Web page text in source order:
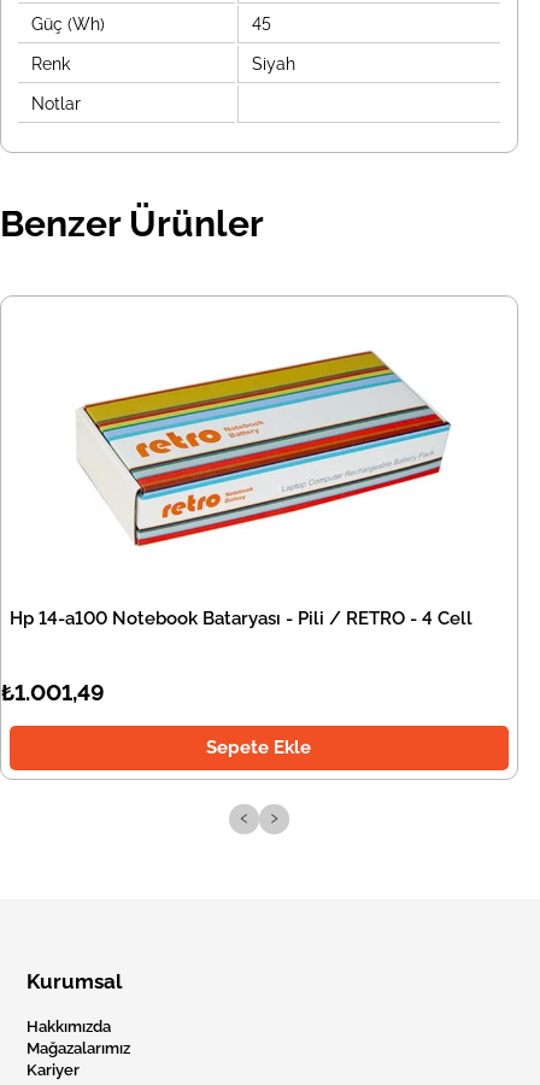
Güç (Wh) 45
Renk Siyah
Notlar
Benzer Ürünler
Hp 14-a100 Notebook Bataryası - Pili / RETRO - 4 Cell
₺1.001,49
Sepete Ekle
‹ ›
Kurumsal
Hakkımızda
Mağazalarımız
Kariyer